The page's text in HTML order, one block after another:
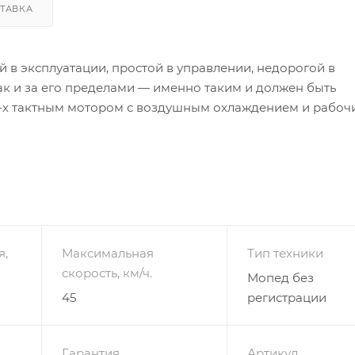
эксплуатации, простой в управлении, недорогой в
и за его пределами — именно таким и должен быть
тактным мотором с воздушным охлаждением и
иметь открытую категорию «М» или «В» в правах.
см).
Максимальная
скорость, км/ч.
45
Тип техники
Мопед без
регистрации